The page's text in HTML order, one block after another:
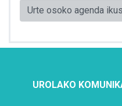
Urte osoko agenda
UROLAKO